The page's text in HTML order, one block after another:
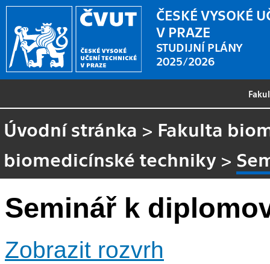
ČESKÉ VYSOKÉ
V PRAZE
STUDIJNÍ PLÁNY
2025/2026
Úvodní stránka > Fakulta
biomedicínské techniky >
Seminář k
Zobrazit rozvrh